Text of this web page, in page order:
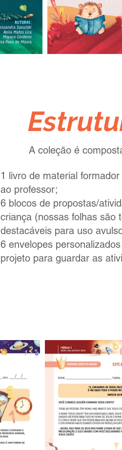
A coleção é
1 livro de material
ao professor;
6 blocos de propostas/
criança (nossas folhas são
destacáveis para uso
6 envelopes
projeto para guardar as